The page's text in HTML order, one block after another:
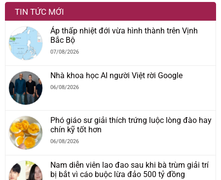
TIN TỨC MỚI
Áp thấp nhiệt đới vừa hình thành trên Vịnh
Bắc Bộ
07/08/2026
Nhà khoa học AI người Việt rời Google
06/08/2026
Phó giáo sư giải thích trứng luộc lòng đào hay
chín kỹ tốt hơn
06/08/2026
Nam diễn viên lao đao sau khi bà trùm giải trí
bị bắt vì cáo buộc lừa đảo 500 tỷ đồng